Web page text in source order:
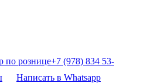
по рознице+7 (978) 834 53-
Написать в Whatsapp